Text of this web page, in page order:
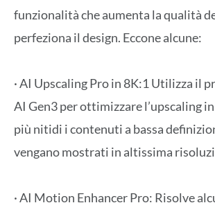
funzionalità che aumenta la qualità
perfeziona il design. Eccone alcune:
· AI Upscaling Pro in 8K:1 Utilizza il
AI Gen3 per ottimizzare l’upscaling
più nitidi i contenuti a bassa
vengano mostrati in altissima
· AI Motion Enhancer Pro: Risolve